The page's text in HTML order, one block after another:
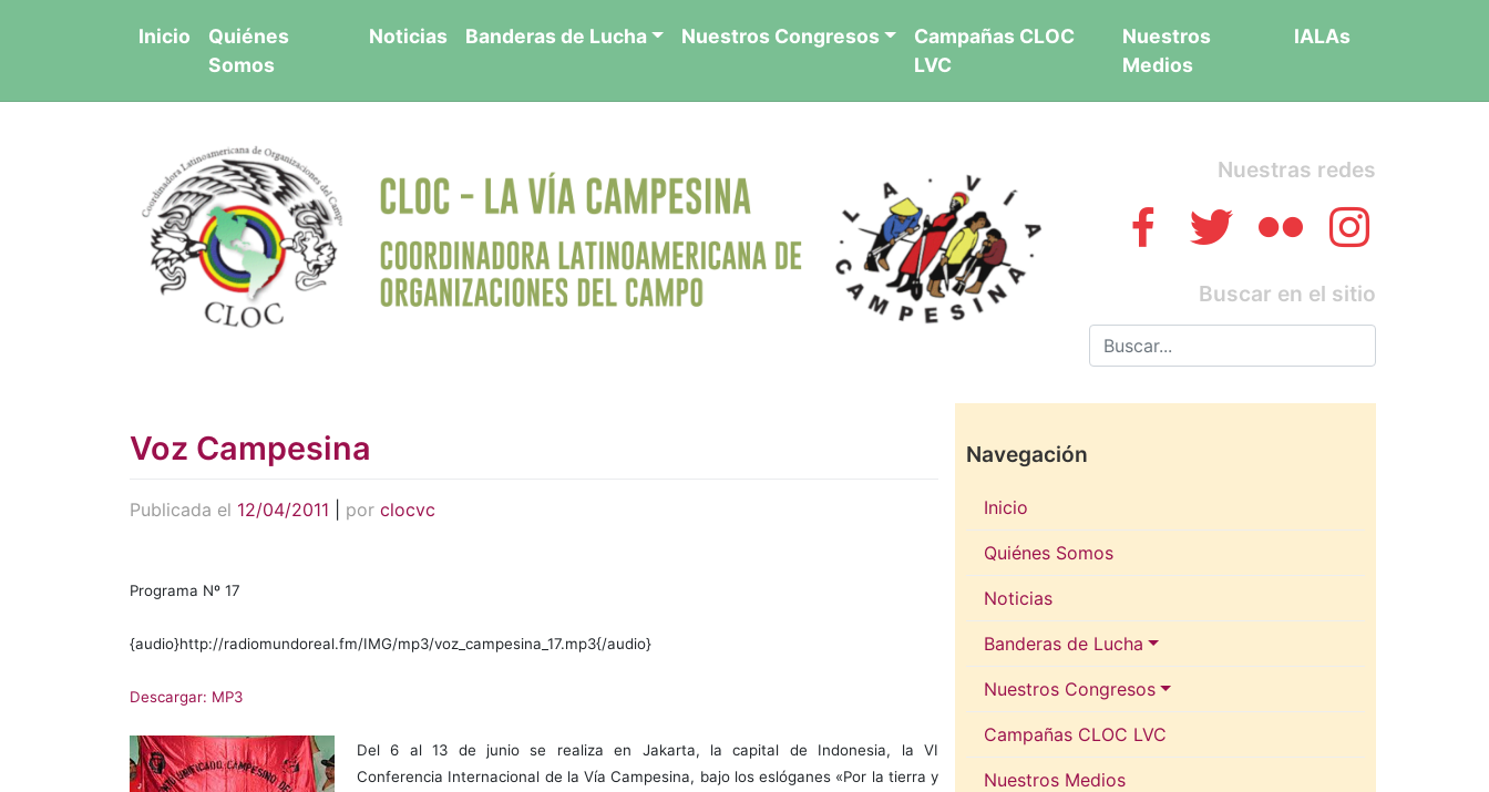
Inicio
Quiénes
Somos
Noticias Banderas de Lucha Nuestros Congresos
Campañas CLOC
LVC
Nuestros
Medios
IALAs
Nuestras redes
Buscar en el sitio
Voz Campesina
Publicada el 12/04/2011 por clocvc
Programa Nº 17
{audio}http://radiomundoreal.fm/IMG/mp3/voz_campesina_17.mp3{/audio}
Descargar: MP3
Del 6 al 13 de junio se realiza en Jakarta, la capital de Indonesia, la VI
Conferencia Internacional de la Vía Campesina, bajo los eslóganes «Por la tierra y
Navegación
Inicio
Quiénes Somos
Noticias
Banderas de Lucha
Nuestros Congresos
Campañas CLOC LVC
Nuestros Medios